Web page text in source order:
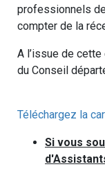
professionnels
compter de la
A l’issue de
du Conseil
Téléchargez la
Si vous